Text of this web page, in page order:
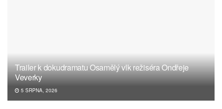
Trailer k dokudramatu Osamělý vlk režiséra Ondřeje
Veverky
5 SRPNA, 2026